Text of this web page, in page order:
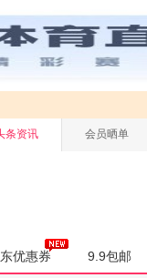
条资讯 会员晒单
优惠券 9.9包邮